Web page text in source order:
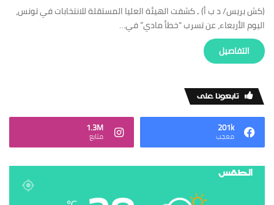
(كش بريس/ د ب أ) ـ كشفت الهيئة العليا المستقلة للانتخابات في تونس،
اليوم الأربعاء، عن تسرب “خطأ مادي” في…
‏التفاصيل
‏تابعونا على
201k
‏معجب
1.3M
‏متابع
الطقس